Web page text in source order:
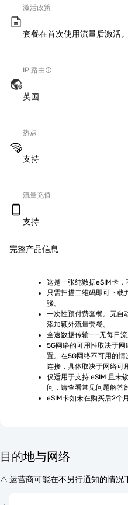
激活政策
套餐在首次使用流量后激活。
IP 路由
英国
热点
支持
流量充值
支持
完整产品信息
这是一张纯数据eSIM卡，
只需扫描二维码即可下载
骤。
一次性预付费套餐。无自
添加额外流量套餐。
全速数据传输——无每日流
5G网络的可用性取决于
置。在5G网络不可用的
连接，具体取决于网络可
仅适用于支持 eSIM 且未
问，请查看常见问题解答
eSIM卡如未在购买后2个
目的地与网络
⚠️ 运营商可能在不另行通知的情况